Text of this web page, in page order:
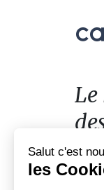
Le
de
Le
de
Salut c'est
les